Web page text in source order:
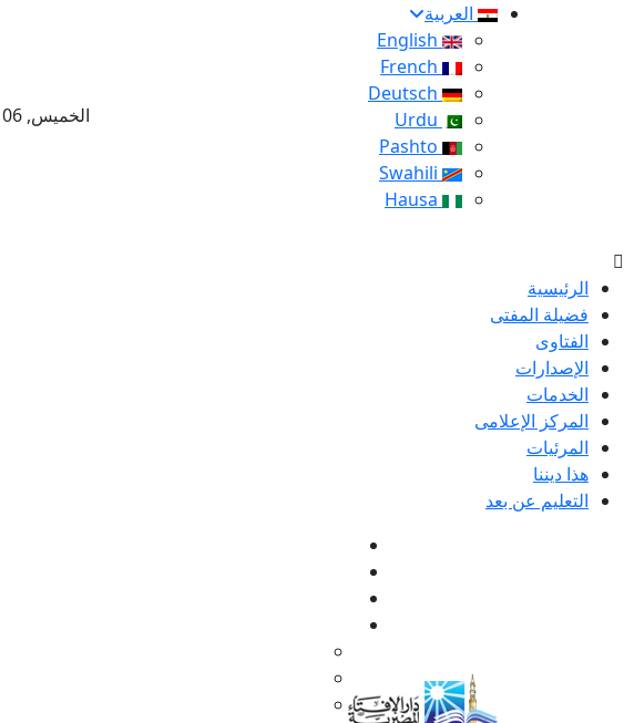
العربية
الخميس, 06 أغسطس 2026 – 23 صفر 1448 هـ
الرئيسية
فضيلة المفتى
الفتاوى
الإصدارات
الخدمات
المركز الإعلامى
المرئيات
هذا ديننا
التعليم عن بعد